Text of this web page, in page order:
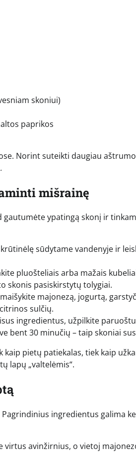
skoniui)
paprikos
Norint suteikti daugiau
mišrainę
ypatingą skonį ir
sūdytame vandenyje ir
pluošteliais arba mažais
skonis pasiskirstytų tolygiai.
majonezą, jogurtą,
sulčių.
ingredientus, užpilkite
bent 30 minučių – taip skoniai
pietų patiekalas, tiek kaip
lapų „valtelėmis“.
ingredientus galima
avinžirnius, o vietoj